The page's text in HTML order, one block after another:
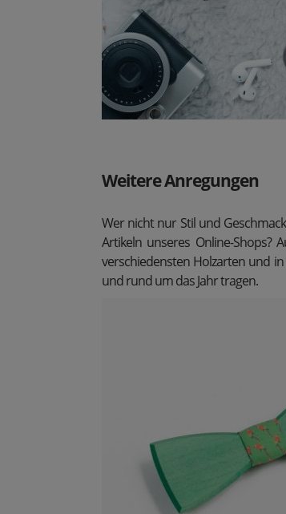
Weitere Anregungen
Wer nicht nur Stil und
Artikeln unseres Online-Shops?
verschiedensten Holzarten und
und rund um das Jahr tragen.